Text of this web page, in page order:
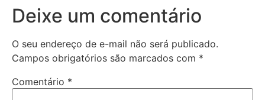
Deixe um comentário
O seu endereço de e-mail não será publicado.
Campos obrigatórios são marcados com *
Comentário *